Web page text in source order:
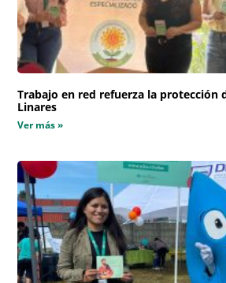
Trabajo en red refuerza la protección
Linares
Ver más »